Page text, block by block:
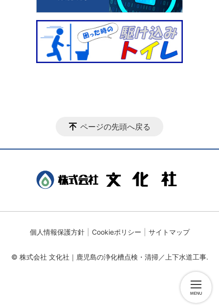
ページの先頭へ戻る
個人情報保護方針 Cookieポリシー サイトマップ
© 株式会社 文化社｜鹿児島の浄化槽点検・清掃／上下水道工事.